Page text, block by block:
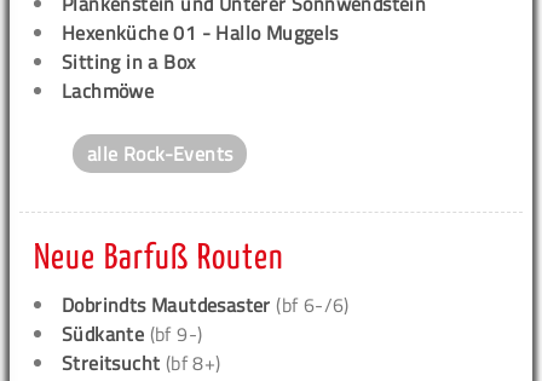
Hexenküche 01 - Hallo Muggels
Sitting in a Box
Lachmöwe
alle Rock-Events
Neue Barfuß Routen
Dobrindts Mautdesaster (bf 6-/6)
Südkante (bf 9-)
Streitsucht (bf 8+)